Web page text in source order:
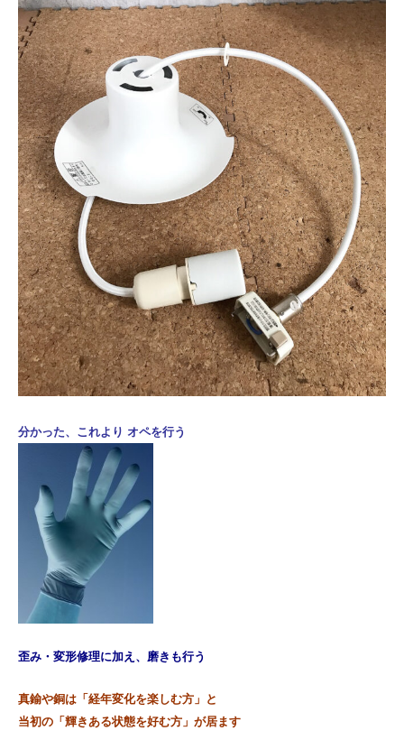
分かった、これより オペを行う
歪み・変形修理に加え、磨きも行う
真鍮や銅は「経年変化を楽しむ方」と
当初の「輝きある状態を好む方」が居ます